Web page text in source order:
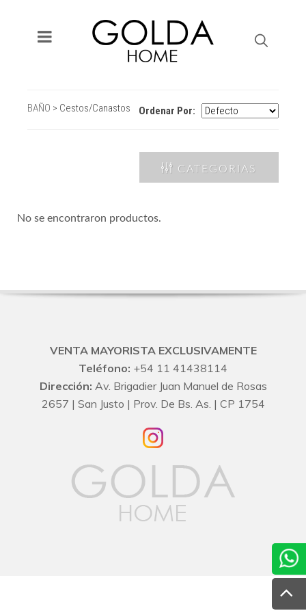
BAÑO > Cestos/Canastos Ordenar Por:
CATEGORIAS
No se encontraron productos.
VENTA MAYORISTA EXCLUSIVAMENTE
Teléfono: +54 11 41438114
Dirección: Av. Brigadier Juan Manuel de Rosas
2657 | San Justo | Prov. De Bs. As. | CP 1754